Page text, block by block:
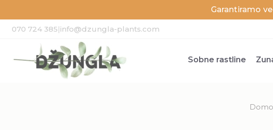
Garantiramo
070 724 385|info@dzungla-plants.com
Sobne rastline